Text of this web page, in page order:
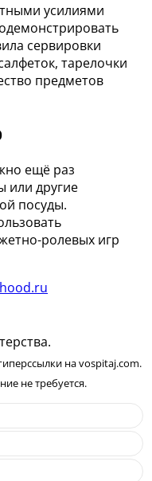
усилиями
сервировки
тарелочки
предметов
ещё раз
или другие
посуды.
ролевых игр
на vospitaj.com.
не требуется.